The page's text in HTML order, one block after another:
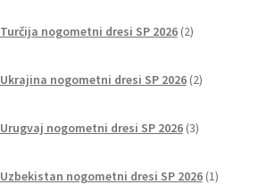
Turčija nogometni dresi SP 2026 2izdelka
Ukrajina nogometni dresi SP 2026 2izdelka
Urugvaj nogometni dresi SP 2026 3izdelki
Uzbekistan nogometni dresi SP 2026 1izdelek